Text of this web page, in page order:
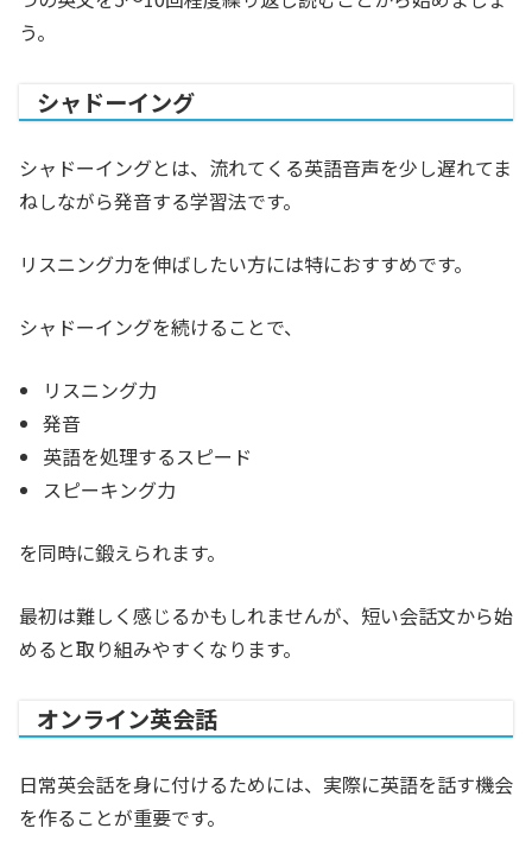
う。
シャドーイング
シャドーイングとは、流れてくる英語音声を少し遅れてま
ねしながら発音する学習法です。
リスニング力を伸ばしたい方には特におすすめです。
シャドーイングを続けることで、
リスニング力
発音
英語を処理するスピード
スピーキング力
を同時に鍛えられます。
最初は難しく感じるかもしれませんが、短い会話文から始
めると取り組みやすくなります。
オンライン英会話
日常英会話を身に付けるためには、実際に英語を話す機会
を作ることが重要です。